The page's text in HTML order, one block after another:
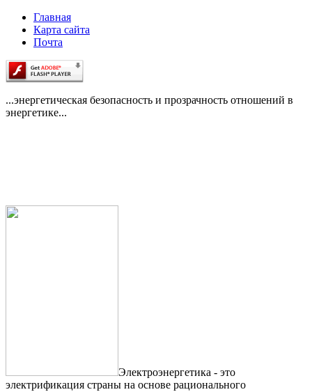
Главная
Карта сайта
Почта
...энергетическая безопасность и прозрачность отношений в
энергетике...
Электроэнергетика - это
электрификация страны на основе рационального